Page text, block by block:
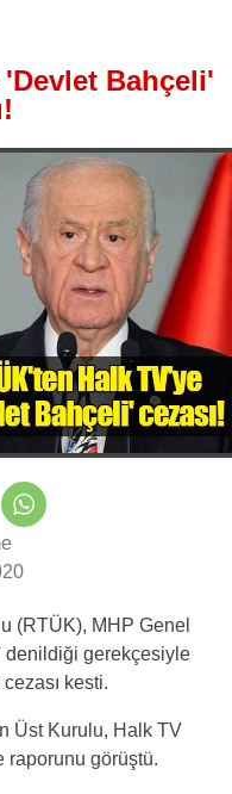
Bahçeli'
(RTÜK), MHP Genel
denildiği gerekçesiyle
kesti.
Üst Kurulu, Halk TV
raporunu görüştü.